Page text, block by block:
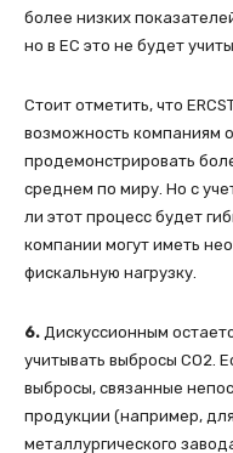
более низких
но в ЕС это не будет
Стоит отметить, что
возможность компаниям
продемонстрировать
среднем по миру. Но с
ли этот процесс будет
компании могут иметь
фискальную нагрузку.
6. Дискуссионным
учитывать выбросы СО2.
выбросы, связанные
продукции (например,
металлургического